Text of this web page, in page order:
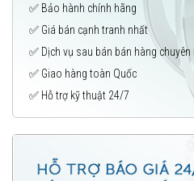
✅ Bảo hành chính hãng
✅ Giá bán cạnh tranh nhất
✅ Dịch vụ sau bán bán hàng chuyên
✅ Giao hàng toàn Quốc
✅ Hỗ trợ kỹ thuật 24/7